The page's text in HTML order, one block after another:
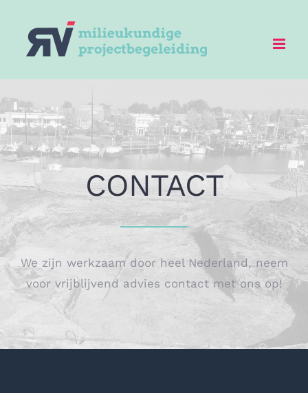
inhoud
CONTACT
We zijn werkzaam door heel Nederland, neem
voor vrijblijvend advies contact met ons op!